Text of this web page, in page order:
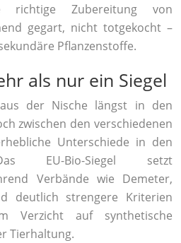
richtige Zubereitung von
gegart, nicht totgekocht –
Pflanzenstoffe.
als nur ein Siegel
der Nische längst in den
zwischen den verschiedenen
Unterschiede in den
EU-Bio-Siegel setzt
Verbände wie Demeter,
deutlich strengere Kriterien
Verzicht auf synthetische
Tierhaltung.